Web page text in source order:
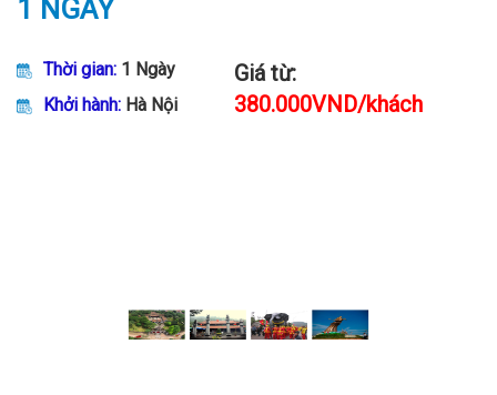
1 NGÀY
Thời gian: 1 Ngày
Khởi hành: Hà Nội
Giá từ:
380.000VND/khách